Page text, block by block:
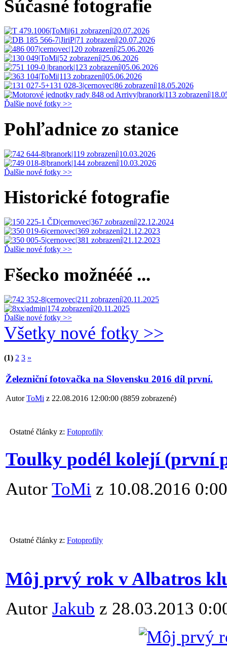
Súčasné fotografie
Ďalšie nové fotky >>
Pohľadnice zo stanice
Ďalšie nové fotky >>
Historické fotografie
Ďalšie nové fotky >>
Fšecko možnééé ...
Ďalšie nové fotky >>
Všetky nové fotky >>
(1) 2 3 »
Železniční fotovačka na Slovensku 2016 díl první.
AutorToMi z 22.08.2016 12:00:00 (8859 zobrazené)
Ostatné články z: Fotoprofily
Toulky podél kolejí (první
Autor ToMi z 10.08.2016
Ostatné články z: Fotoprofily
Môj prvý rok v Albatros
Autor Jakub z 28.03.2013